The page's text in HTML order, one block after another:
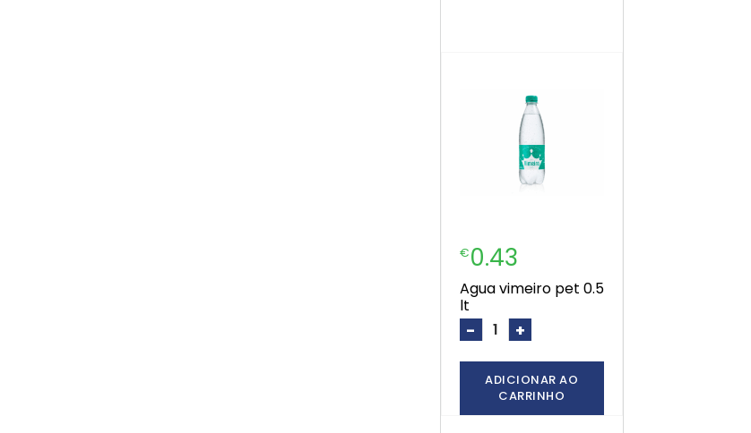
€0.43
agua vimeiro pet 0.5
lt
- +
ADICIONAR AO
CARRINHO